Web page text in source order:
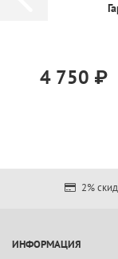
4 750 ₽
2%
ИНФОРМАЦИЯ